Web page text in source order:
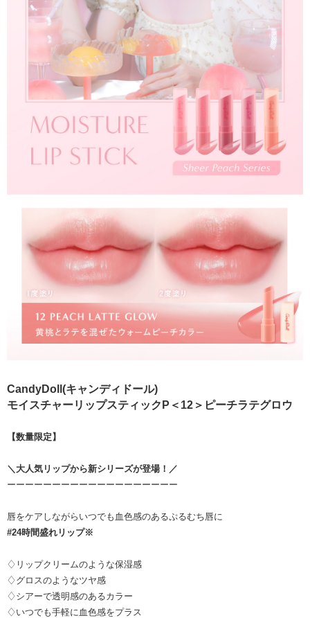
CandyDoll(キャンディドール)
モイスチャーリップスティックP＜12＞ピーチラテグロウ
【数量限定】
＼大人気リップから新シリーズが登場！／
ーーーーーーーーーーーーーーーーーーー
唇をケアしながらいつでも血色感のあるぷるむち唇に
#24時間盛れリップ※
♢リップクリームのような保湿感
♢グロスのようなツヤ感
♢シアーで透明感のあるカラー
♢いつでも手軽に血色感をプラス